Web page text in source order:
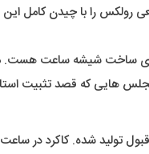
رولکس را با چیدن کامل
ساخت شیشه ساعت
هایی که قصد تثبیت
تولید شده. کاکرد در